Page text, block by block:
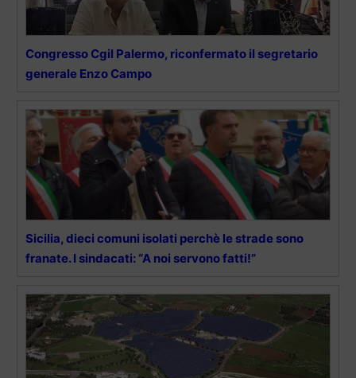
Congresso Cgil Palermo, riconfermato il segretario
generale Enzo Campo
Sicilia, dieci comuni isolati perchè le strade sono
franate. I sindacati: “A noi servono fatti!”